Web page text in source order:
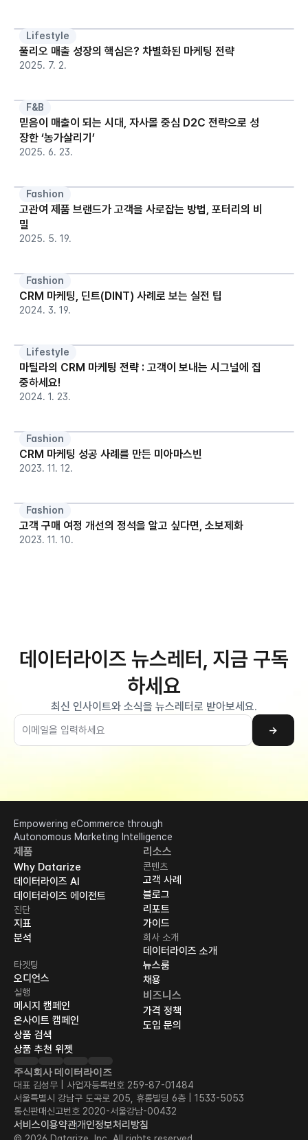
Lifestyle
풀리오 매출 성장의 핵심은? 차별화된 마케팅 전략
2025. 7. 2.
F&B
믿음이 매출이 되는 시대, 자사몰 중심 D2C 전략으로 성
장한 ‘농가살리기’
2025. 6. 23.
Fashion
고관여 제품 브랜드가 고객을 사로잡는 방법, 포터리의 비
밀
2025. 5. 19.
Fashion
CRM 마케팅, 딘트(DINT) 사례로 보는 실전 팁
2024. 3. 19.
Lifestyle
마틸라의 CRM 마케팅 전략 : 고객이 보내는 시그널에 집
중하세요!
2024. 1. 23.
Fashion
CRM 마케팅 성공 사례를 만든 미아마스빈
2023. 11. 12.
Fashion
고객 구매 여정 개선의 정석을 알고 싶다면, 소보제화
2023. 11. 10.
데이터라이즈 뉴스레터, 지금 구독
하세요
최신 인사이트와 소식을 뉴스레터로 받아보세요.
→
Empowering eCommerce through
Autonomous Marketing Intelligence
제품
Why Datarize
데이터라이즈 AI
데이터라이즈 에이전트
타겟팅
오디언스
진단
지표
분석
실행
메시지 캠페인
온사이트 캠페인
상품 추천 위젯
상품 검색
리소스
콘텐츠
고객 사례
블로그
리포트
가이드
회사 소개
데이터라이즈 소개
뉴스룸
채용
비즈니스
가격 정책
도입 문의
주식회사 데이터라이즈
대표 김성무 | 사업자등록번호 259-87-01484
서울특별시 강남구 도곡로 205, 휴롬빌딩 6층 | 1533-5053
통신판매신고번호 2020-서울강남-00432
서비스이용약관개인정보처리방침